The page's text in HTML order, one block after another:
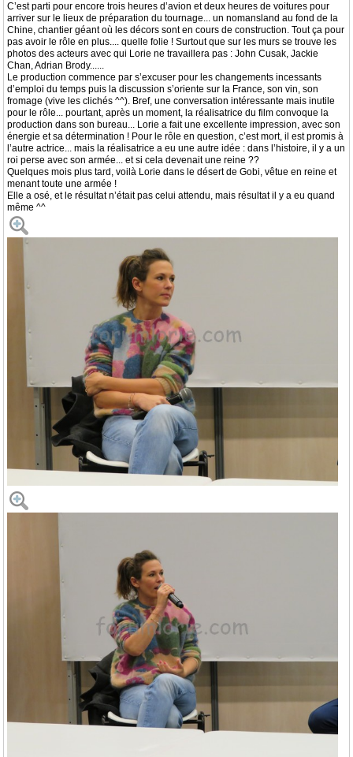
C’est parti pour encore trois heures d’avion et deux heures de voitures pour
arriver sur le lieux de préparation du tournage... un nomansland au fond de la
Chine, chantier géant où les décors sont en cours de construction. Tout ça pour
pas avoir le rôle en plus.... quelle folie ! Surtout que sur les murs se trouve les
photos des acteurs avec qui Lorie ne travaillera pas : John Cusak, Jackie
Chan, Adrian Brody......
Le production commence par s’excuser pour les changements incessants
d’emploi du temps puis la discussion s’oriente sur la France, son vin, son
fromage (vive les clichés ^^). Bref, une conversation intéressante mais inutile
pour le rôle... pourtant, après un moment, la réalisatrice du film convoque la
production dans son bureau... Lorie a fait une excellente impression, avec son
énergie et sa détermination ! Pour le rôle en question, c’est mort, il est promis à
l’autre actrice... mais la réalisatrice a eu une autre idée : dans l’histoire, il y a un
roi perse avec son armée... et si cela devenait une reine ??
Quelques mois plus tard, voilà Lorie dans le désert de Gobi, vêtue en reine et
menant toute une armée !
Elle a osé, et le résultat n’était pas celui attendu, mais résultat il y a eu quand
même ^^